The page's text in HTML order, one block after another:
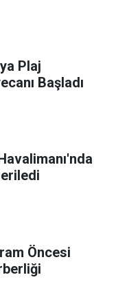
Plaj
Başladı
Öncesi